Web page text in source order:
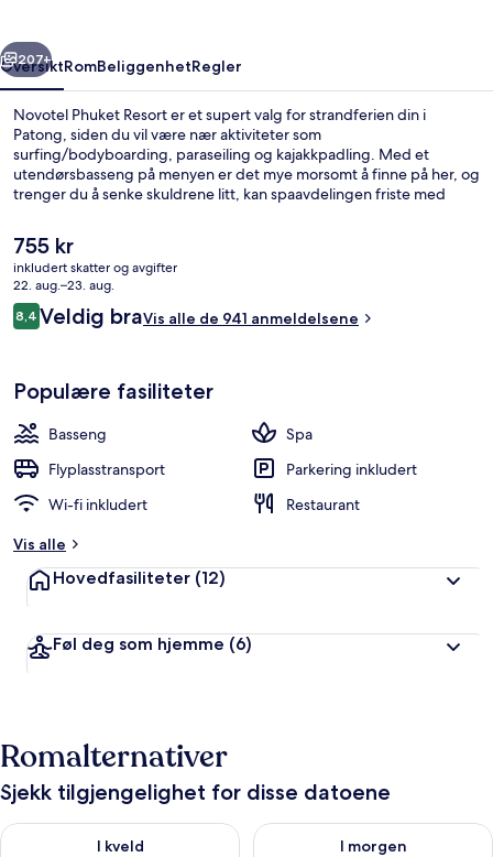
Neste
207+
OversiktRomBeliggenhetRegler
Novotel Phuket Resort er et supert valg for strandferien din i
Patong, siden du vil være nær aktiviteter som
surfing/bodyboarding, paraseiling og kajakkpadling. Med et
utendørsbasseng på menyen er det mye morsomt å finne på her, og
trenger du å senke skuldrene litt, kan spaavdelingen friste med
House byr på lokale og internasjonale retter og serverer både
frokost, lunsj og middag. Noen andre høydepunkter er en
barneklubb (inkludert), en bassengbar og et treningssenter. Mange
reisende liker den vennlige betjeningen.
Den
nåværende
prisen
er
755 kr
755 kr
inkludert skatter og avgifter
22. aug.–23. aug.
Anmeldelser
8,48,4 av 10 –
Veldig braVis alle de 941 anmeldelsene
Populære fasiliteter
Basseng
Spa
Flyplasstransport
Parkering inkludert
Wi-fi inkludert
Restaurant
Vis alle
Hovedfasiliteter (12)
Føl deg som hjemme (6)
Romalternativer
Sjekk tilgjengelighet for disse datoene
I kveld
Sjekk tilgjengelighet for i kveld, aug. 9 - aug. 10
I morgen
Sjekk tilgjengelighet for i